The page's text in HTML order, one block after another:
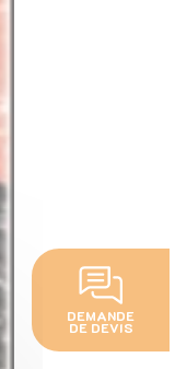
DEMANDE
DE DEVIS